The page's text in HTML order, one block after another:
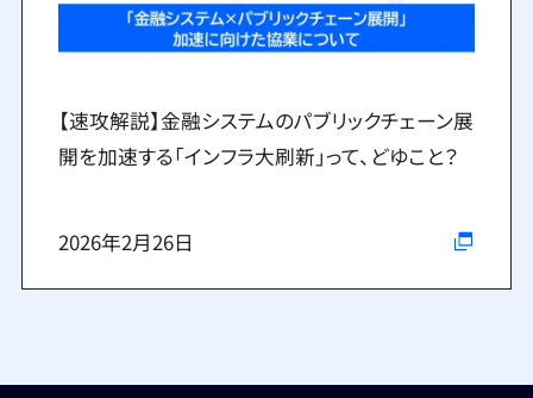
【速攻解説】金融システムのパブリックチェーン展
開を加速する「インフラ大刷新」って、どゆこと？
2026年2月26日